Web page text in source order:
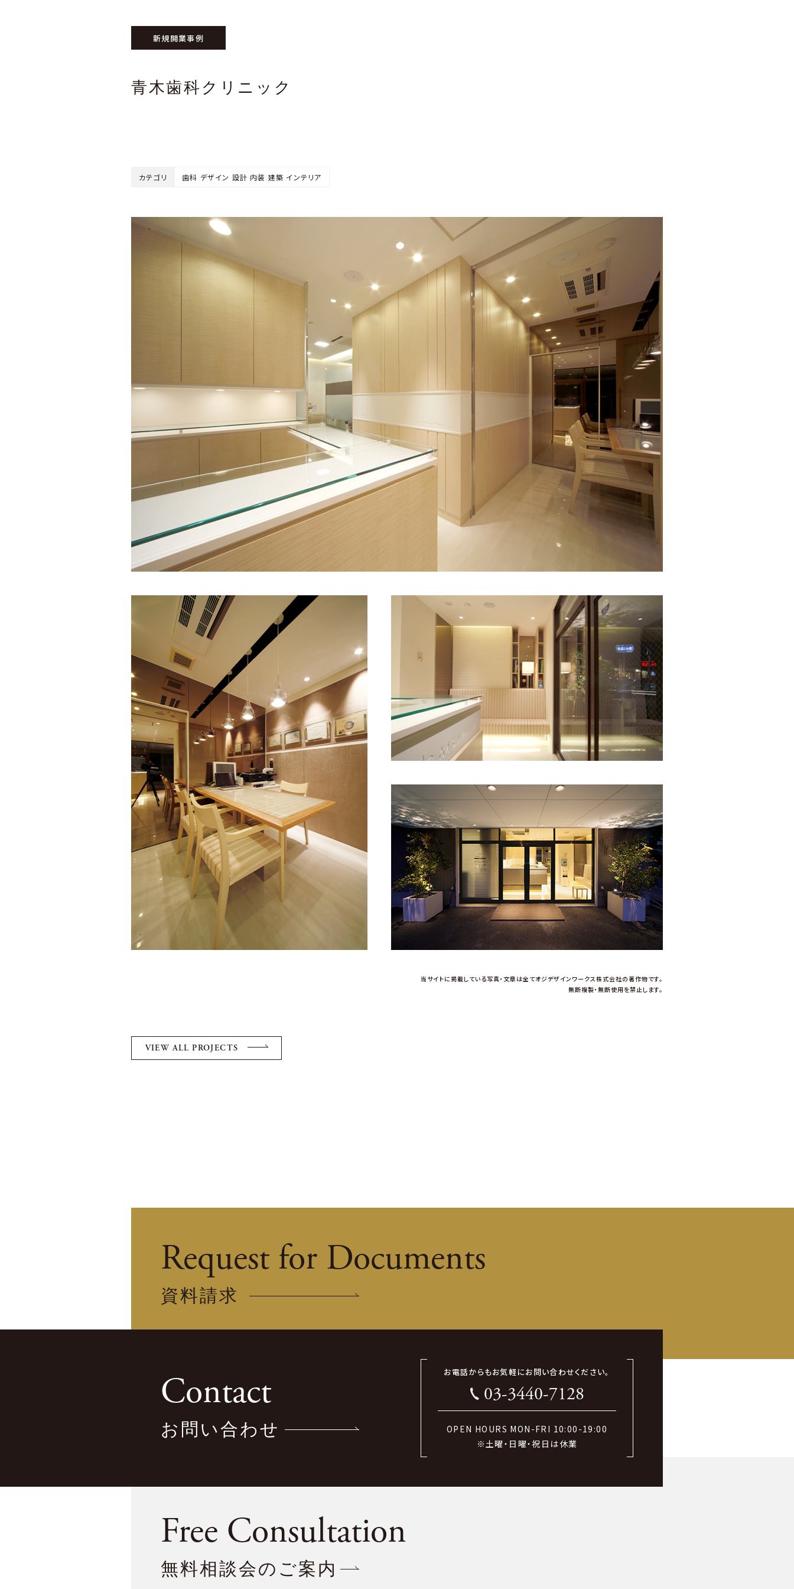
新規開業事例
青木歯科クリニック
カテゴリ 歯科 デザイン 設計 内装 建築 インテリア
当サイトに掲載している写真・文章は全てオジデザインワークス株式会社の著作物です。
無断複製・無断使用を禁止します。
VIEW ALL PROJECTS
Request for Documents
資料請求
Contact
お問い合わせ
お電話からもお気軽にお問い合わせください。
03-3440-7128
OPEN HOURS MON-FRI 10:00-19:00
※土曜・日曜・祝日は休業
Free Consultation
無料相談会のご案内